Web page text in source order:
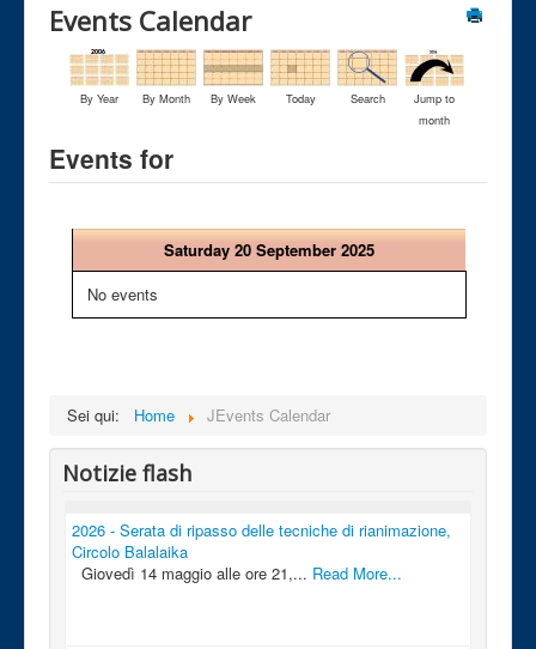
Events Calendar
By Year By Month By Week Today Search
Jump to
month
Events for
Saturday 20 September 2025
No events
Sei qui: Home JEvents Calendar
Notizie flash
2026 - Serata di ripasso delle tecniche di rianimazione,
Circolo Balalaika
Giovedì 14 maggio alle ore 21,... Read More...